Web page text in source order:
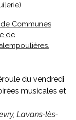
Communes
de
du vendredi
musicales et
Lavans-lès-